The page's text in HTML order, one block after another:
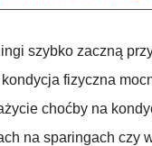
szybko zaczną
fizyczna
choćby na
na sparingach czy